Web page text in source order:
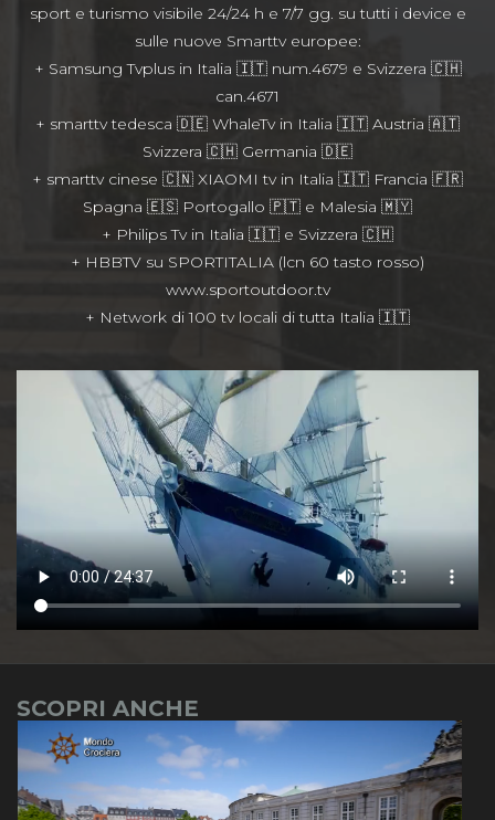
sport e turismo visibile 24/24 h e 7/7 gg. su tutti i device e
sulle nuove Smarttv europee:
+ Samsung Tvplus in Italia 🇮🇹 num.4679 e Svizzera 🇨🇭
can.4671
+ smarttv tedesca 🇩🇪 WhaleTv in Italia 🇮🇹 Austria 🇦🇹
Svizzera 🇨🇭 Germania 🇩🇪
+ smarttv cinese 🇨🇳 XIAOMI tv in Italia 🇮🇹 Francia 🇫🇷
Spagna 🇪🇸 Portogallo 🇵🇹 e Malesia 🇲🇾
+ Philips Tv in Italia 🇮🇹 e Svizzera 🇨🇭
+ HBBTV su SPORTITALIA (lcn 60 tasto rosso)
www.sportoutdoor.tv
+ Network di 100 tv locali di tutta Italia 🇮🇹
SCOPRI ANCHE